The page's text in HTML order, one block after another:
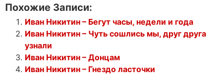
Похожие Записи:
Иван Никитин – Бегут часы, недели и года
Иван Никитин – Чуть сошлись мы, друг друга
узнали
Иван Никитин – Донцам
Иван Никитин – Гнездо ласточки